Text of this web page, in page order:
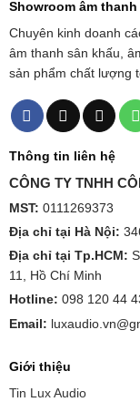
Showroom âm
Chuyên kinh doanh
âm thanh sân khấu,
sản phẩm chất lượng
Thông tin liên hệ
CÔNG TY TNHH
MST: 0111269373
Địa chỉ tại Hà Nội:
Địa chỉ tại Tp.HCM:
11, Hồ Chí Minh
Hotline: 098 120 44
Email:
Giới thiệu
Tin Lux Audio